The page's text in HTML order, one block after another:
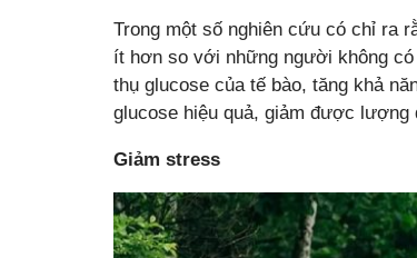
Trong một số nghiên cứu có chỉ ra
ít hơn so với những người không có
thụ glucose của tế bào, tăng khả
glucose hiệu quả, giảm được lượng
Giảm stress